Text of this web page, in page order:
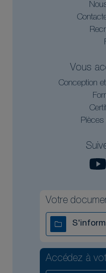
Vous
Conception
Pièces
Votre
Accédez à